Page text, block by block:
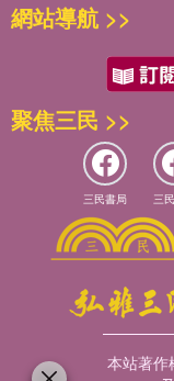
網站導航 >>
聚焦三民 >>
三民書局 三
本站著作